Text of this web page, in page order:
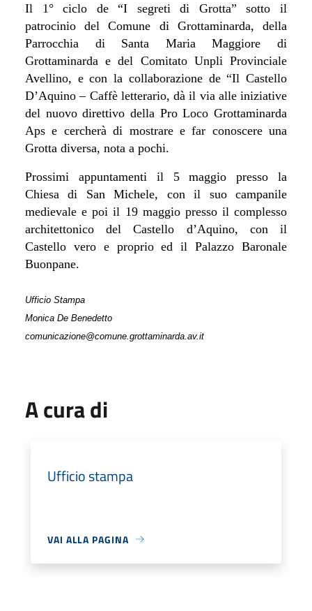
Il 1° ciclo de “I segreti di Grotta” sotto il
patrocinio del Comune di Grottaminarda, della
Parrocchia di Santa Maria Maggiore di
Grottaminarda e del Comitato Unpli Provinciale
Avellino, e con la collaborazione de “Il Castello
D’Aquino – Caffè letterario, dà il via alle iniziative
del nuovo direttivo della Pro Loco Grottaminarda
Aps e cercherà di mostrare e far conoscere una
Grotta diversa, nota a pochi.
Prossimi appuntamenti il 5 maggio presso la
Chiesa di San Michele, con il suo campanile
medievale e poi il 19 maggio presso il complesso
architettonico del Castello d’Aquino, con il
Castello vero e proprio ed il Palazzo Baronale
Buonpane.
Ufficio Stampa
Monica De Benedetto
comunicazione@comune.grottaminarda.av.it
A cura di
Ufficio stampa
VAI ALLA PAGINA